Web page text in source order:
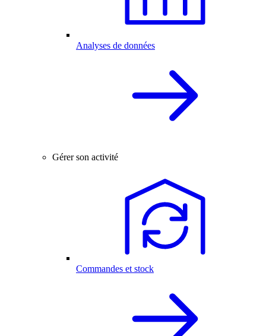
Analyses de données
Gérer son activité
Commandes et stock